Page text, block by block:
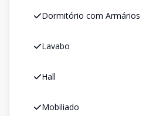
Dormitório com Armários
Lavabo
Hall
Mobiliado